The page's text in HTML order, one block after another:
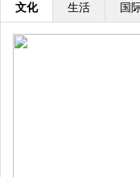
文化 生活 国